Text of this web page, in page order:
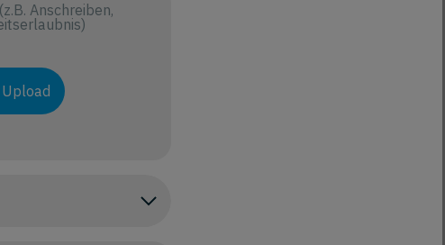
Anschreiben,
Upload